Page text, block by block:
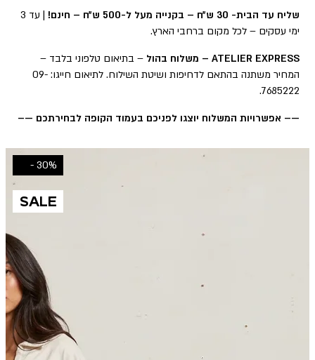
שליח עד הבית- 30 ש״ח – בקנייה מעל ל-500 ש״ח – חינם!
| עד 3
ימי עסקים – לכל מקום ברחבי הארץ.
ATELIER EXPRESS – משלוח בהול
– בתיאום טלפוני בלבד –
המחיר משתנה בהתאם לדחיפות ושיטת השילוח. לתיאום חייגו: 09-
7685222.
—– אפשרויות המשלוח יוצגו לפניכם בעמוד הקופה לבחירתכם —–
30% -
SALE